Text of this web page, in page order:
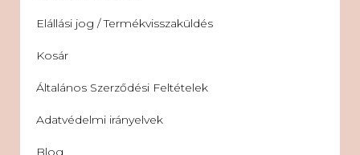
Elállási jog / Termékvisszaküldés
Kosár
Általános Szerződési Feltételek
Adatvédelmi irányelvek
Blog